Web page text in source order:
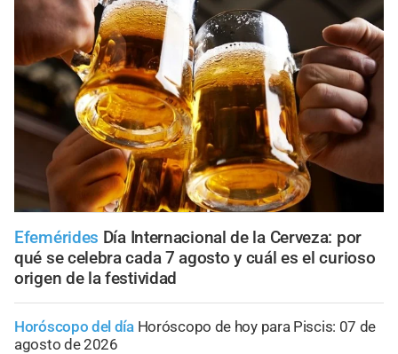
Efemérides Día Internacional de la Cerveza: por
qué se celebra cada 7 agosto y cuál es el curioso
origen de la festividad
Horóscopo del día Horóscopo de hoy para Piscis: 07 de
agosto de 2026